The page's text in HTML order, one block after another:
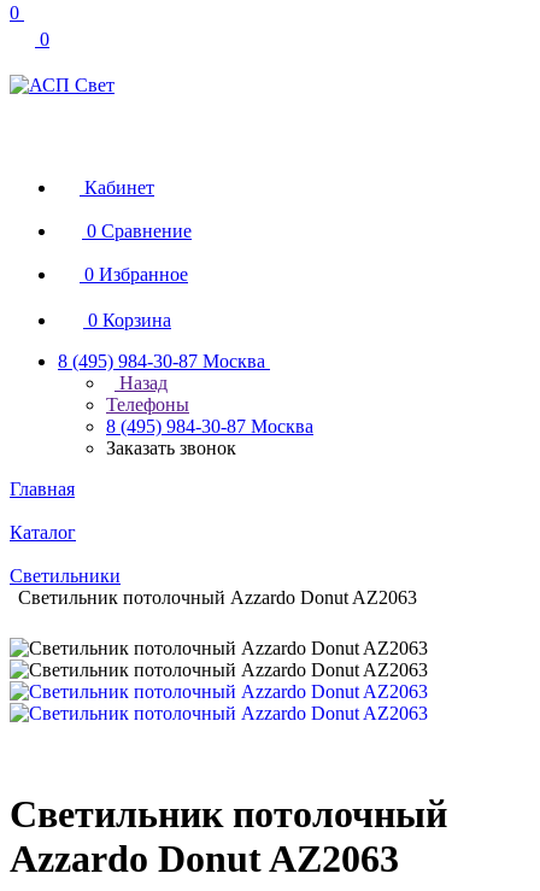
0
0
Кабинет
0 Сравнение
0 Избранное
0 Корзина
8 (495) 984-30-87 Москва
Назад
Телефоны
8 (495) 984-30-87 Москва
Заказать звонок
Главная
Каталог
Светильники
Светильник потолочный Azzardo Donut AZ2063
Светильник потолочный
Azzardo Donut AZ2063